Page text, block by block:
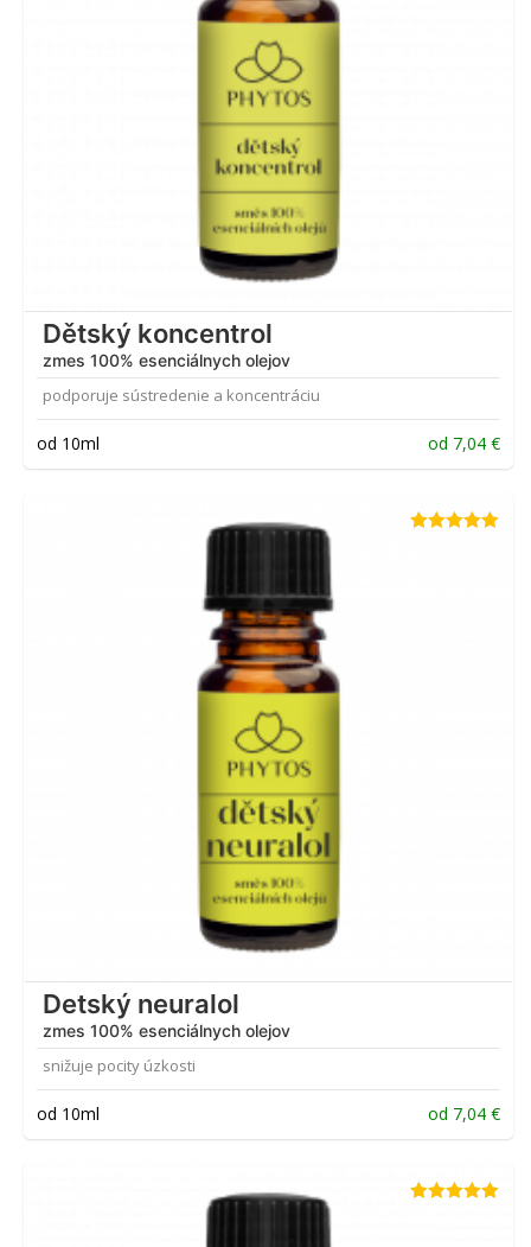
Dětský koncentrol
zmes 100% esenciálnych olejov
podporuje sústredenie a koncentráciu
od 10ml od 7,04 €
Detský neuralol
zmes 100% esenciálnych olejov
snižuje pocity úzkosti
od 10ml od 7,04 €